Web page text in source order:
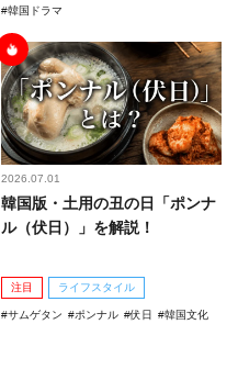
韓国ドラマ
2026.07.01
韓国版・土用の丑の日「ポンナ
ル（伏日）」を解説！
注目 ライフスタイル
サムゲタン ポンナル 伏日 韓国文化